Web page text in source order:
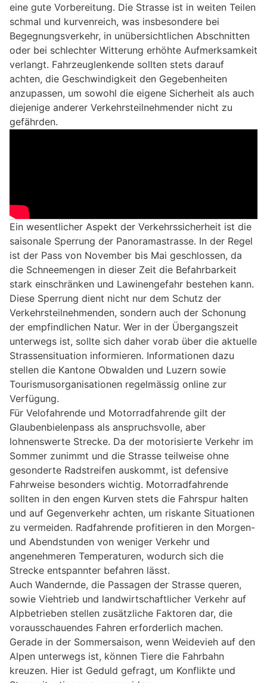
eine gute Vorbereitung. Die Strasse ist in weiten Teilen
schmal und kurvenreich, was insbesondere bei
Begegnungsverkehr, in unübersichtlichen Abschnitten
oder bei schlechter Witterung erhöhte Aufmerksamkeit
verlangt. Fahrzeuglenkende sollten stets darauf
achten, die Geschwindigkeit den Gegebenheiten
anzupassen, um sowohl die eigene Sicherheit als auch
diejenige anderer Verkehrsteilnehmender nicht zu
gefährden.
Ein wesentlicher Aspekt der Verkehrssicherheit ist die
saisonale Sperrung der Panoramastrasse. In der Regel
ist der Pass von November bis Mai geschlossen, da
die Schneemengen in dieser Zeit die Befahrbarkeit
stark einschränken und Lawinengefahr bestehen kann.
Diese Sperrung dient nicht nur dem Schutz der
Verkehrsteilnehmenden, sondern auch der Schonung
der empfindlichen Natur. Wer in der Übergangszeit
unterwegs ist, sollte sich daher vorab über die aktuelle
Strassensituation informieren. Informationen dazu
stellen die Kantone Obwalden und Luzern sowie
Tourismusorganisationen regelmässig online zur
Verfügung.
Für Velofahrende und Motorradfahrende gilt der
Glaubenbielenpass als anspruchsvolle, aber
lohnenswerte Strecke. Da der motorisierte Verkehr im
Sommer zunimmt und die Strasse teilweise ohne
gesonderte Radstreifen auskommt, ist defensive
Fahrweise besonders wichtig. Motorradfahrende
sollten in den engen Kurven stets die Fahrspur halten
und auf Gegenverkehr achten, um riskante Situationen
zu vermeiden. Radfahrende profitieren in den Morgen-
und Abendstunden von weniger Verkehr und
angenehmeren Temperaturen, wodurch sich die
Strecke entspannter befahren lässt.
Auch Wandernde, die Passagen der Strasse queren,
sowie Viehtrieb und landwirtschaftlicher Verkehr auf
Alpbetrieben stellen zusätzliche Faktoren dar, die
vorausschauendes Fahren erforderlich machen.
Gerade in der Sommersaison, wenn Weidevieh auf den
Alpen unterwegs ist, können Tiere die Fahrbahn
kreuzen. Hier ist Geduld gefragt, um Konflikte und